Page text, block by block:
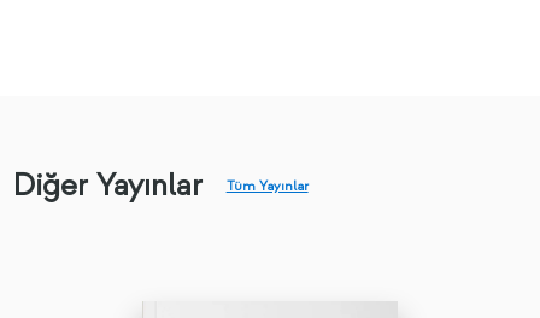
Diğer Yayınlar Tüm Yayınlar